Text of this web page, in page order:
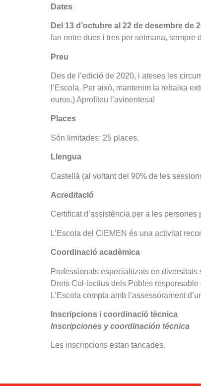
Dates
Del 13 d’octubre al 22 de desembre de
fan entre dues i tres per setmana, sempre
Preu
Des de l’edició de 2020, i ateses les
l’Escola. Per això, mantenim la rebaixa
euros.) Aprofiteu l’avinentesa!
Places
Són limitades: 25 places.
Llengua
Castellà (al voltant del 90% de les
Acreditació
Certificat d’assistència per a les
L’Escola del CIEMEN és una activitat
Coordinació acadèmica
Professionals especialitzats en
Drets Col·lectius dels Pobles responsable
L’Escola compta amb l’assessorament
Inscripcions i coordinació tècnica
Inscripciones y coordinación técnica
Les inscripcions estan tancades.